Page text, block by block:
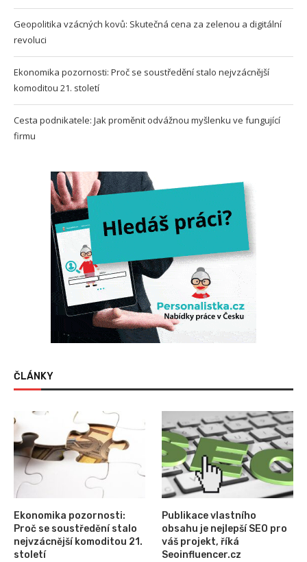
Geopolitika vzácných kovů: Skutečná cena za zelenou a digitální
revoluci
Ekonomika pozornosti: Proč se soustředění stalo nejvzácnější
komoditou 21. století
Cesta podnikatele: Jak proměnit odvážnou myšlenku ve fungující
firmu
ČLÁNKY
Ekonomika pozornosti:
Proč se soustředění stalo
nejvzácnější komoditou 21.
století
Publikace vlastního
obsahu je nejlepší SEO pro
váš projekt, říká
Seoinfluencer.cz